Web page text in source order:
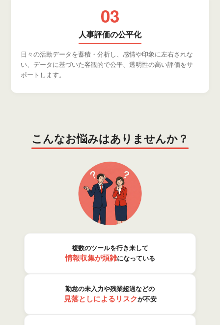
03
人事評価の公平化
日々の活動データを蓄積・分析し、感情や印象に左右されな
い、データに基づいた客観的で公平、透明性の高い評価をサ
ポートします。
こんなお悩みはありませんか？
複数のツールを行き来して
情報収集が煩雑になっている
勤怠の未入力や残業超過などの
見落としによるリスクが不安